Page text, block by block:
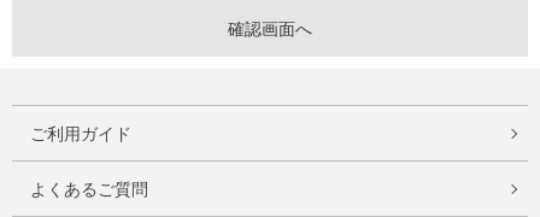
ご利用ガイド
よくあるご質問